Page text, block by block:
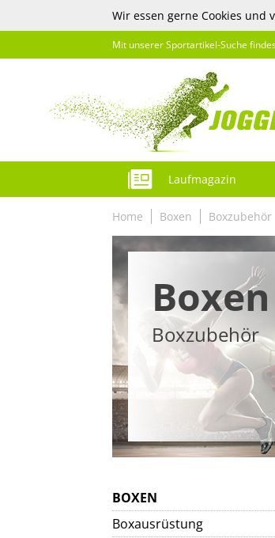
Wir essen gerne Cookies
Mit unserer Sportartikel-Suche
Laufmagazin
Home Boxen Boxzubehör
Boxen
Boxzubehör
BOXEN
Boxausrüstung